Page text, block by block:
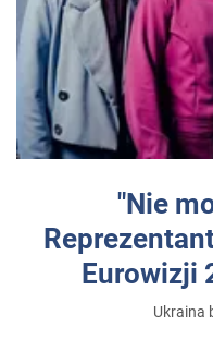
"Nie
Eurowizji
Ukraina